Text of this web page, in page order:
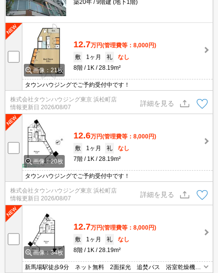
築20年 9階建 (地下1階)
画像：21枚
12.7万円(管理費等：8,000円)
敷
1ヶ月 礼
なし
8階
1K 28.19m²
タウンハウジングでご予約受付中です！
株式会社タウンハウジング東京 浜松町店
情報更新日 2026/08/07
詳細を見る
画像：20枚
12.6万円(管理費等：8,000円)
敷
1ヶ月 礼
なし
7階
1K 28.19m²
タウンハウジングでご予約受付中です！
株式会社タウンハウジング東京 浜松町店
情報更新日 2026/08/07
詳細を見る
画像：34枚
12.7万円(管理費等：8,000円)
敷
1ヶ月 礼
なし
8階
1K 28.19m²
新馬場駅徒歩9分 ネット無料 2面採光 追焚バス 浴室乾燥機